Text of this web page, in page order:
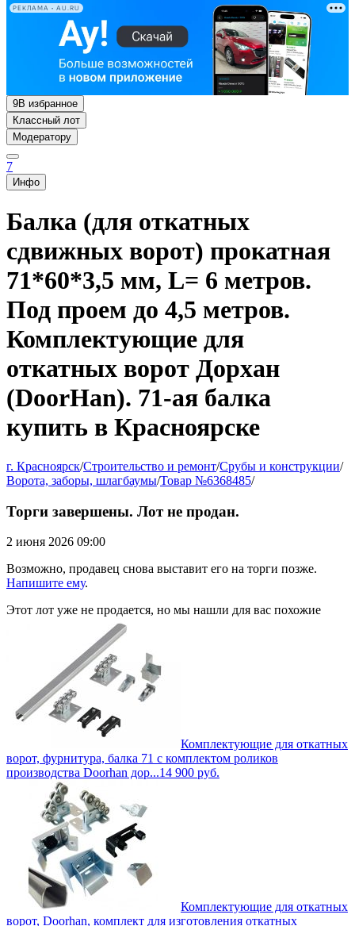
РЕКЛАМА • AU.RU
9В избранное
Классный лот
Модератору
7
Инфо
Балка (для откатных
сдвижных ворот) прокатная
71*60*3,5 мм, L= 6 метров.
Под проем до 4,5 метров.
Комплектующие для
откатных ворот Дорхан
(DoorHan). 71-ая балка
купить в Красноярске
г. Красноярск/Строительство и ремонт/Срубы и конструкции/
Ворота, заборы, шлагбаумы/Товар №6368485/
Торги завершены. Лот не продан.
2 июня 2026 09:00
Возможно, продавец снова выставит его на торги позже.
Напишите ему.
Этот лот уже не продается, но мы нашли для вас похожие
Комплектующие для откатных
ворот, фурнитура, балка 71 с комплектом роликов
производства Doorhan дор...14 900 руб.
Комплектующие для откатных
ворот, Doorhan, комплект для изготовления откатных